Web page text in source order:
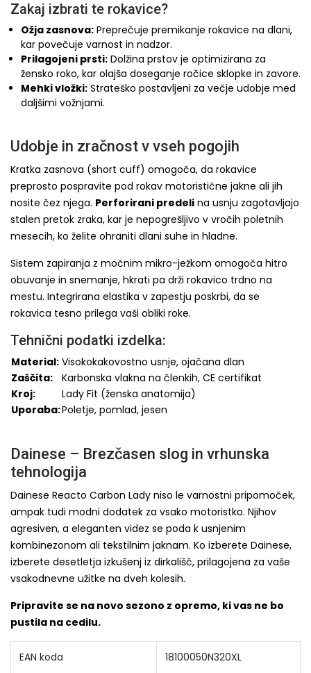
Zakaj izbrati te rokavice?
Ožja zasnova: Preprečuje premikanje rokavice na dlani,
kar povečuje varnost in nadzor.
Prilagojeni prsti: Dolžina prstov je optimizirana za
žensko roko, kar olajša doseganje ročice sklopke in zavore.
Mehki vložki: Strateško postavljeni za večje udobje med
daljšimi vožnjami.
Udobje in zračnost v vseh pogojih
Kratka zasnova (short cuff) omogoča, da rokavice
preprosto pospravite pod rokav motoristične jakne ali jih
nosite čez njega. Perforirani predeli na usnju zagotavljajo
stalen pretok zraka, kar je nepogrešljivo v vročih poletnih
mesecih, ko želite ohraniti dlani suhe in hladne.
Sistem zapiranja z močnim mikro-ježkom omogoča hitro
obuvanje in snemanje, hkrati pa drži rokavico trdno na
mestu. Integrirana elastika v zapestju poskrbi, da se
rokavica tesno prilega vaši obliki roke.
Tehnični podatki izdelka:
Material: Visokokakovostno usnje, ojačana dlan
Zaščita:
Karbonska vlakna na členkih, CE certifikat
Kroj:
Lady Fit (ženska anatomija)
Uporaba:Poletje, pomlad, jesen
Dainese – Brezčasen slog in vrhunska
tehnologija
Dainese Reacto Carbon Lady niso le varnostni pripomoček,
ampak tudi modni dodatek za vsako motoristko. Njihov
agresiven, a eleganten videz se poda k usnjenim
kombinezonom ali tekstilnim jaknam. Ko izberete Dainese,
izberete desetletja izkušenj iz dirkališč, prilagojena za vaše
vsakodnevne užitke na dveh kolesih.
Pripravite se na novo sezono z opremo, ki vas ne bo
pustila na cedilu.
EAN koda 18100050N320XL